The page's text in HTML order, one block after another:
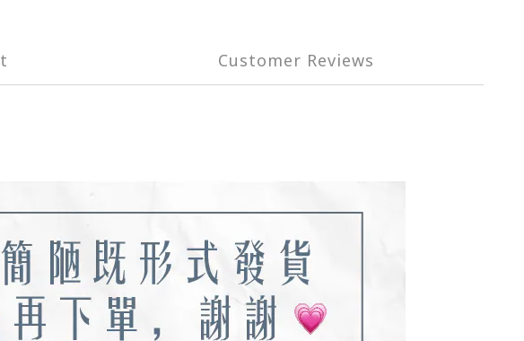
Customer Reviews